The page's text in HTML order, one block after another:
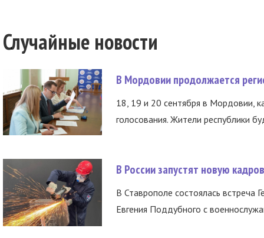
Случайные новости
В Мордовии продолжается
18, 19 и 20 сентября в Мордовии,
голосования. Жители республики
В России запустят новую
В Ставрополе состоялась встреча
Евгения Поддубного с